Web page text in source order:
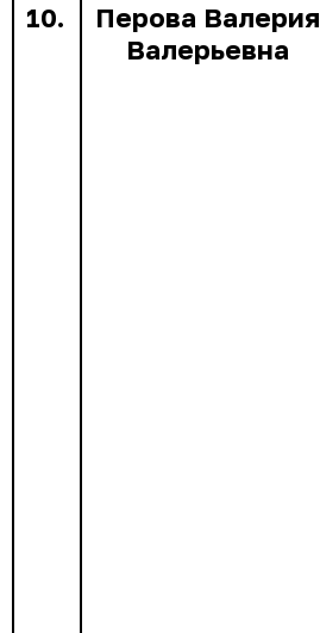
10.
Перова Валерия
Валерьевна